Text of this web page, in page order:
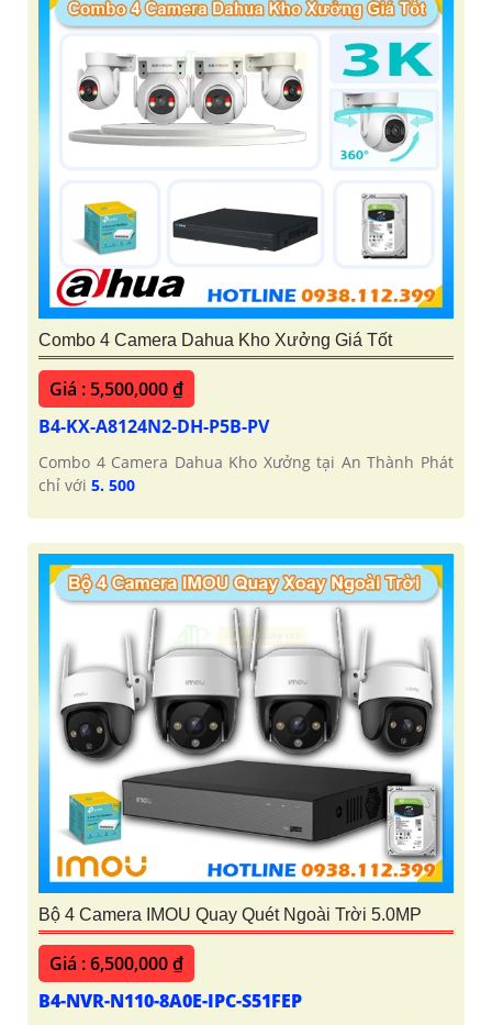
Combo 4 Camera Dahua Kho Xưởng Giá Tốt
Giá : 5,500,000 ₫
B4-KX-A8124N2-DH-P5B-PV
Combo 4 Camera Dahua Kho Xưởng tại An Thành Phát
chỉ với 5. 500
Bộ 4 Camera IMOU Quay Quét Ngoài Trời 5.0MP
Giá : 6,500,000 ₫
B4-NVR-N110-8A0E-IPC-S51FEP